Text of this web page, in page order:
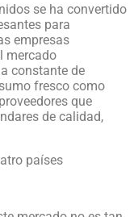
se ha convertido
para
empresas
mercado
constante de
fresco como
que
de calidad,
países